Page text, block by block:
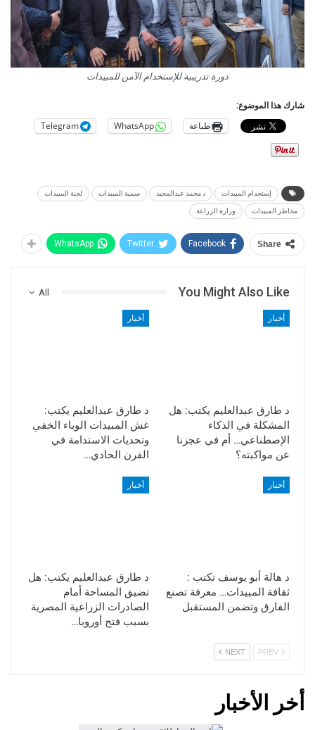
دورة تدريبية للإستخدام الآمن للمبيدات
شارك هذا الموضوع:
طباعة WhatsApp
Telegram
إستخدام المبيدات د محمد عبدالمجيد سمية المبيدات لجنة المبيدات
مخاطر المبيدات وزارة الزراعة
Share
Facebook
Twitter
WhatsApp
All You Might Also Like
أخبار
د طارق عبدالعليم يكتب: هل
المشكلة في الذكاء
الإصطناعي… أم في عجزنا
عن مواكبته؟
أخبار
د طارق عبدالعليم يكتب:
غش المبيدات الوباء الخفي
وتحديات الاستدامة في
القرن الحادي…
أخبار
د هالة أبو يوسف تكتب :
ثقافة المبيدات… معرفة تصنع
الفارق وتضمن المستقبل
أخبار
د طارق عبدالعليم يكتب: هل
تضيق المساحة أمام
الصادرات الزراعية المصرية
بسبب فتح أوروبا…
NEXT
أخر الأخبار